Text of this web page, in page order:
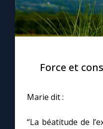
Force et
Marie dit :
“La béatitude de